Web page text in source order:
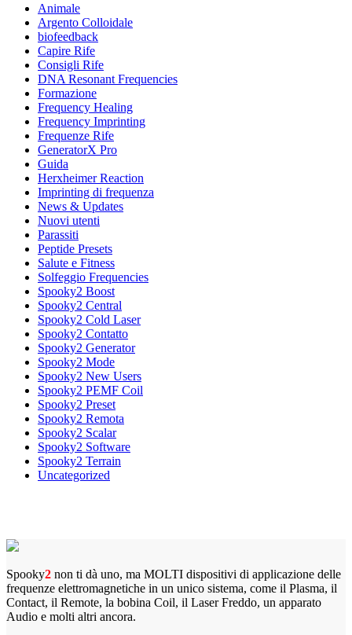
Animale
Argento Colloidale
biofeedback
Capire Rife
Consigli Rife
DNA Resonant Frequencies
Formazione
Frequency Healing
Frequency Imprinting
Frequenze Rife
GeneratorX Pro
Guida
Herxheimer Reaction
Imprinting di frequenza
News & Updates
Nuovi utenti
Parassiti
Peptide Presets
Salute e Fitness
Solfeggio Frequencies
Spooky2 Boost
Spooky2 Central
Spooky2 Cold Laser
Spooky2 Contatto
Spooky2 Generator
Spooky2 Mode
Spooky2 New Users
Spooky2 PEMF Coil
Spooky2 Preset
Spooky2 Remota
Spooky2 Scalar
Spooky2 Software
Spooky2 Terrain
Uncategorized
Spooky2 non ti dà uno, ma MOLTI dispositivi di applicazione delle
frequenze elettromagnetiche in un unico sistema, come il Plasma, il
Contact, il Remote, la bobina Coil, il Laser Freddo, un apparato
Audio e molti altri ancora.